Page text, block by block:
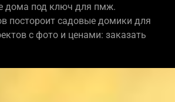
дома под ключ для пмж.
постороит садовые домики для
с фото и ценами: заказать